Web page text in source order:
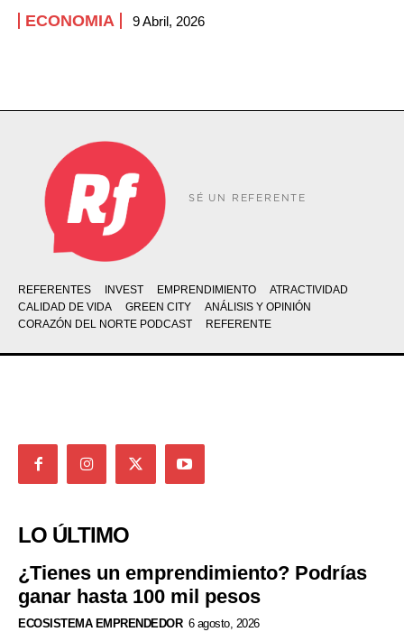
ECONOMIA 9 Abril, 2026
SÉ UN REFERENTE
REFERENTES INVEST EMPRENDIMIENTO
ATRACTIVIDAD
CALIDAD DE VIDA
GREEN CITY
ANÁLISIS Y OPINIÓN
CORAZÓN DEL NORTE PODCAST
REFERENTE
LO ÚLTIMO
¿Tienes un emprendimiento? Podrías
ganar hasta 100 mil pesos
ECOSISTEMA EMPRENDEDOR 6 agosto, 2026